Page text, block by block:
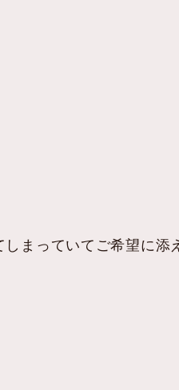
まっていてご希望に添